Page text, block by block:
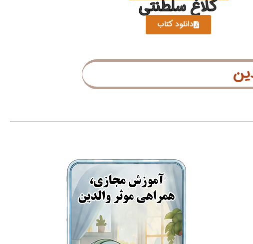
کلاغ سلطنتی
دانلود کتاب